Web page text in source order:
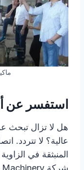
استفسر عن
هل لا تزال تبحث
عالية؟ لا تتردد.
المنبثقة في